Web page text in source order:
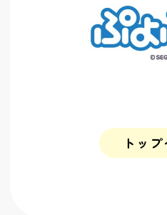
トッ